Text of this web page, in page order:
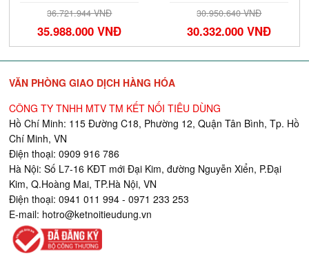
36.721.944 VNĐ
35.988.000 VNĐ
30.950.640 VNĐ
30.332.000 VNĐ
VĂN PHÒNG GIAO DỊCH HÀNG HÓA
CÔNG TY TNHH MTV TM KẾT NỐI TIÊU DÙNG
Hồ Chí Minh: 115 Đường C18, Phường 12, Quận Tân Bình, Tp. Hồ
Chí Minh, VN
Điện thoại: 0909 916 786
Hà Nội: Số L7-16 KĐT mới Đại Kim, đường Nguyễn Xiển, P.Đại
Kim, Q.Hoàng Mai, TP.Hà Nội, VN
Điện thoại: 0941 011 994 - 0971 233 253
E-mail: hotro@ketnoitieudung.vn